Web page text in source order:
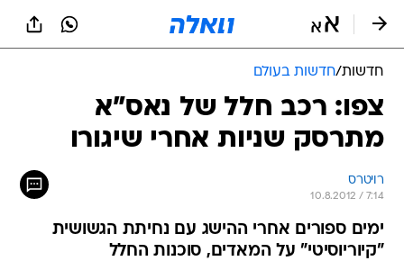
חדשות/חדשות בעולם
צפו: רכב חלל של נאס"א
מתרסק שניות אחרי שיגורו
רויטרס
10.8.2012 / 7:14
ימים ספורים אחרי ההישג עם נחיתת הגשושית
"קיוריוסיטי" על המאדים, סוכנות החלל